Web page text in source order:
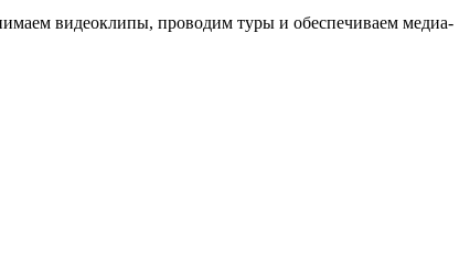
видеоклипы, проводим туры и обеспечиваем медиа-